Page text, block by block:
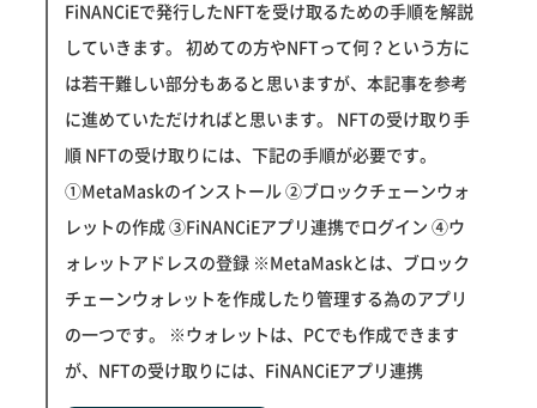
FiNANCiEで発行したNFTを受け取るための手順を解説
していきます。 初めての方やNFTって何？という方に
は若干難しい部分もあると思いますが、本記事を参考
に進めていただければと思います。 NFTの受け取り手
順 NFTの受け取りには、下記の手順が必要です。
①MetaMaskのインストール ②ブロックチェーンウォ
レットの作成 ③FiNANCiEアプリ連携でログイン ④ウ
ォレットアドレスの登録 ※MetaMaskとは、ブロック
チェーンウォレットを作成したり管理する為のアプリ
の一つです。 ※ウォレットは、PCでも作成できます
が、NFTの受け取りには、FiNANCiEアプリ連携